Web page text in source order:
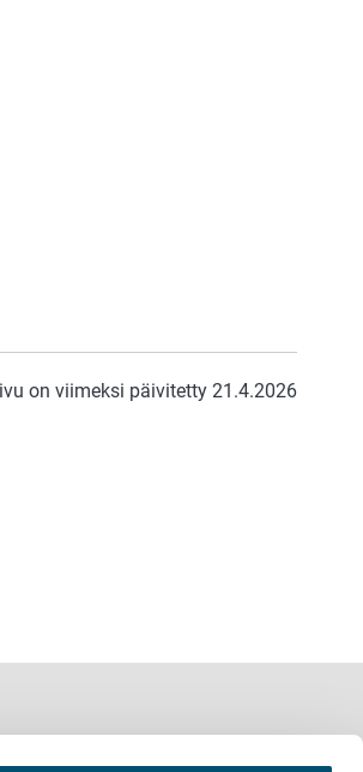
on viimeksi päivitetty 21.4.2026